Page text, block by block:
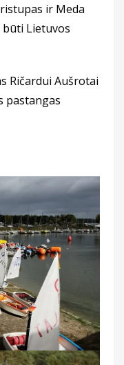
ir Meda
būti Lietuvos
Ričardui Aušrotai
pastangas